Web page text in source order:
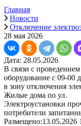
Главная
Новости
Отключение
28 мая 2026
Дата: 28.05.2026
В связи с
оборудование с 09-00
в зону отключения
Жилые дома по ул.
Электроустановки
потребители
Размещено:13.05.2026